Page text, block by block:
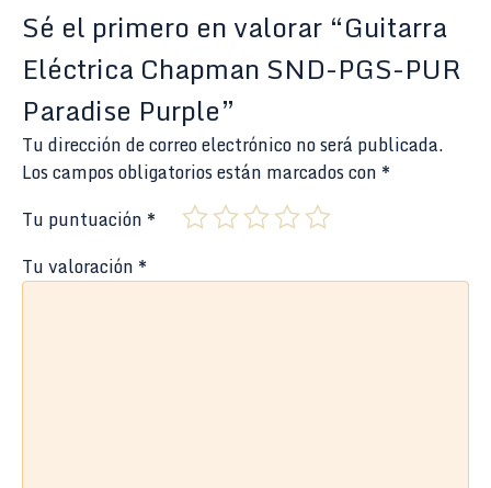
Sé el primero en valorar “Guitarra
Eléctrica Chapman SND-PGS-PUR
Paradise Purple”
Tu dirección de correo electrónico no será publicada.
Los campos obligatorios están marcados con *
Tu puntuación *
Tu valoración *